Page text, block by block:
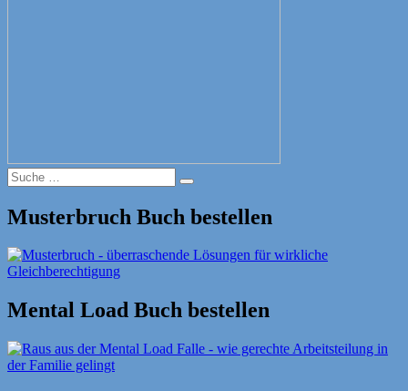
Suche
nach:
Suche
Musterbruch Buch bestellen
Mental Load Buch bestellen